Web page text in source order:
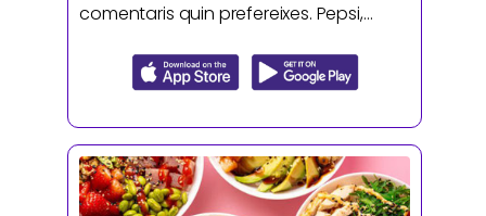
comentaris quin prefereixes. Pepsi,